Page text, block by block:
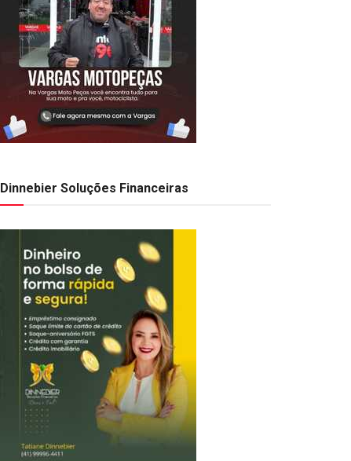
Dinnebier Soluções Financeiras